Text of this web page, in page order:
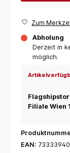
Zum
Abholung
Derzeit in
möglich.
Filiale Wien
EAN: